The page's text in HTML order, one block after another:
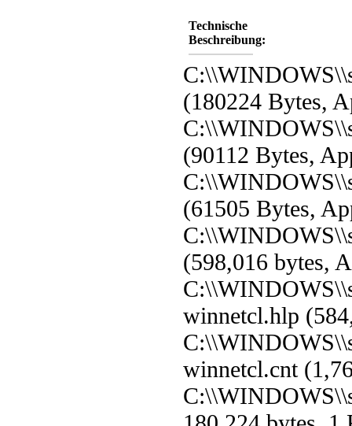
Technische
Beschreibung:
(180224 Bytes,
(90112 Bytes,
(61505 Bytes,
(598,016 bytes,
winnetcl.hlp
winnetcl.cnt